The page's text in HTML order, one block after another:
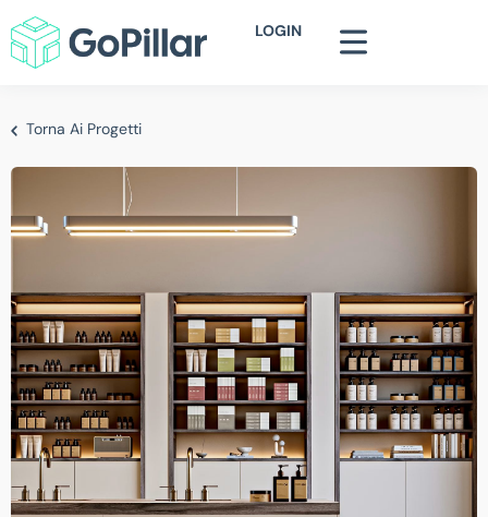
LOGIN
Torna Ai Progetti